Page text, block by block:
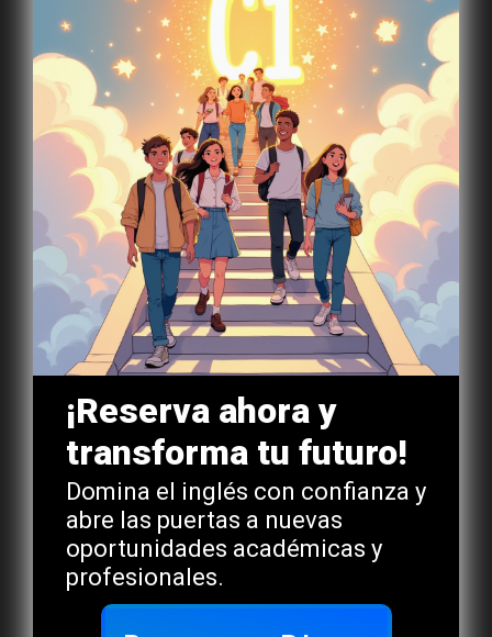
¡Reserva ahora y
transforma tu futuro!
Domina el inglés con confianza y
abre las puertas a nuevas
oportunidades académicas y
profesionales.